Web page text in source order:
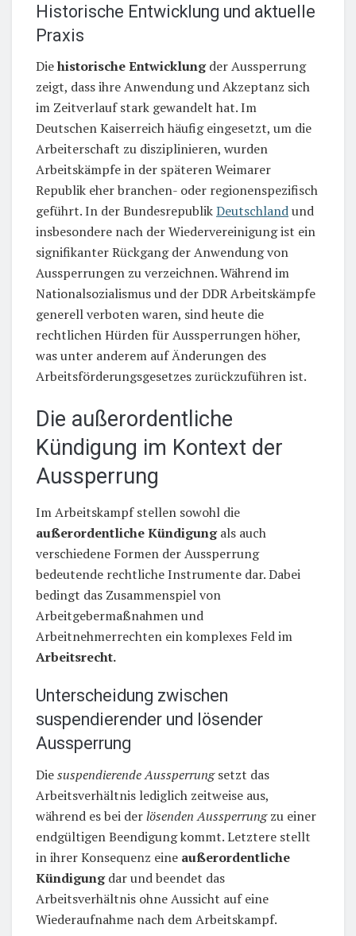
Historische Entwicklung und aktuelle
Praxis
Diehistorische Entwicklungder Aussperrung
zeigt, dass ihre Anwendung und Akzeptanz sich
im Zeitverlauf stark gewandelt hat. Im
Deutschen Kaiserreich häufig eingesetzt, um die
Arbeiterschaft zu disziplinieren, wurden
Arbeitskämpfe in der späteren Weimarer
Republik eher branchen- oder regionenspezifisch
geführt. In der BundesrepublikDeutschlandund
insbesondere nach der Wiedervereinigung ist ein
signifikanter Rückgang der Anwendung von
Aussperrungen zu verzeichnen. Während im
Nationalsozialismus und der DDR Arbeitskämpfe
generell verboten waren, sind heute die
rechtlichen Hürden für Aussperrungen höher,
was unter anderem auf Änderungen des
Arbeitsförderungsgesetzes zurückzuführen ist.
Die außerordentliche
Kündigung im Kontext der
Aussperrung
Im Arbeitskampf stellen sowohl die
außerordentliche Kündigungals auch
verschiedene Formen der Aussperrung
bedeutende rechtliche Instrumente dar. Dabei
bedingt das Zusammenspiel von
Arbeitgebermaßnahmen und
Arbeitnehmerrechten ein komplexes Feld im
Arbeitsrecht.
Unterscheidung zwischen
suspendierender und lösender
Aussperrung
Diesuspendierende Aussperrungsetzt das
Arbeitsverhältnis lediglich zeitweise aus,
während es bei derlösenden Aussperrungzu einer
endgültigen Beendigung kommt. Letztere stellt
in ihrer Konsequenz eine außerordentliche
Kündigungdar und beendet das
Arbeitsverhältnis ohne Aussicht auf eine
Wiederaufnahme nach dem Arbeitskampf.